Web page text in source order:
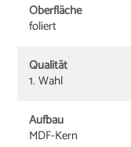
Oberfläche
foliert
Qualität
1. Wahl
Aufbau
MDF-Kern